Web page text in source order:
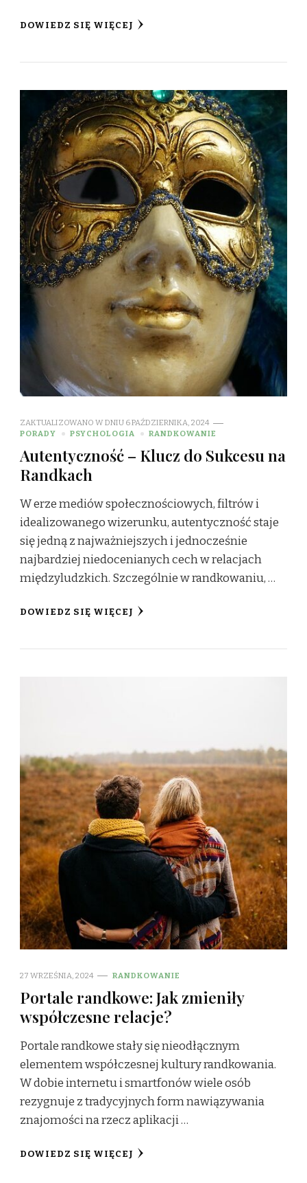
DOWIEDZ SIĘ WIĘCEJ
ZAKTUALIZOWANO W DNIU 6 PAŹDZIERNIKA, 2024
PORADY
PSYCHOLOGIA RANDKOWANIE
Autentyczność – Klucz do Sukcesu na
Randkach
W erze mediów społecznościowych, filtrów i
idealizowanego wizerunku, autentyczność staje
się jedną z najważniejszych i jednocześnie
najbardziej niedocenianych cech w relacjach
międzyludzkich. Szczególnie w randkowaniu, …
DOWIEDZ SIĘ WIĘCEJ
27 WRZEŚNIA, 2024 RANDKOWANIE
Portale randkowe: Jak zmieniły
współczesne relacje?
Portale randkowe stały się nieodłącznym
elementem współczesnej kultury randkowania.
W dobie internetu i smartfonów wiele osób
rezygnuje z tradycyjnych form nawiązywania
znajomości na rzecz aplikacji …
DOWIEDZ SIĘ WIĘCEJ